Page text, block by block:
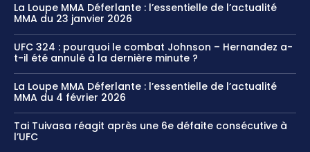
La Loupe MMA Déferlante : l’essentielle de l’actualité
MMA du 23 janvier 2026
UFC 324 : pourquoi le combat Johnson – Hernandez a-
t-il été annulé à la dernière minute ?
La Loupe MMA Déferlante : l’essentielle de l’actualité
MMA du 4 février 2026
Tai Tuivasa réagit après une 6e défaite consécutive à
l’UFC